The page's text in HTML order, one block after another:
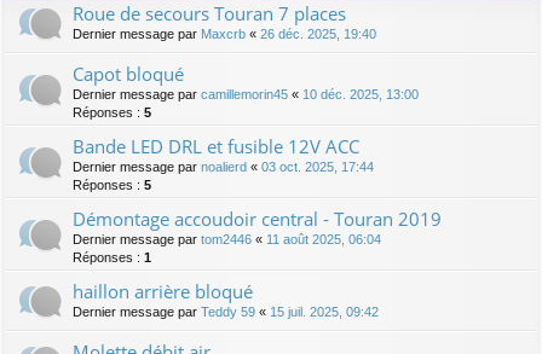
Roue de secours Touran 7 places
Dernier message par Maxcrb « 26 déc. 2025, 19:40
Capot bloqué
Dernier message par camillemorin45 « 10 déc. 2025, 13:00
Réponses : 5
Bande LED DRL et fusible 12V ACC
Dernier message par noalierd « 03 oct. 2025, 17:44
Réponses : 5
Démontage accoudoir central - Touran 2019
Dernier message par tom2446 « 11 août 2025, 06:04
Réponses : 1
haillon arrière bloqué
Dernier message par Teddy 59 « 15 juil. 2025, 09:42